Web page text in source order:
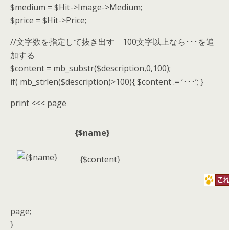
$medium = $Hit->Image->Medium;
$price = $Hit->Price;
//文字数を指定して抜き出す 100文字以上なら･･･を追
加する
$content = mb_substr($description,0,100);
if( mb_strlen($description)>100){ $content .= ‘･･･’; }
print <<< page
{$name}
{$content}
page;
}